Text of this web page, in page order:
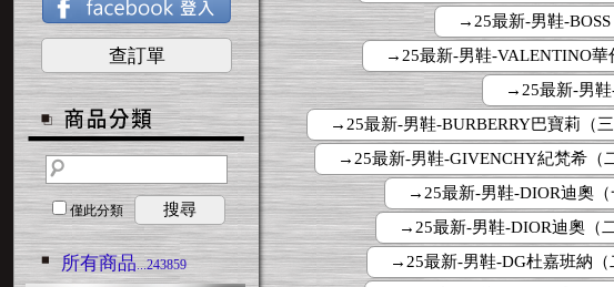
查訂單
僅此分類 搜尋
所有商品 ...243859
→25最新-男鞋-
→25最新-男鞋-VALENTINO華
→25最新-男鞋
→25最新-男鞋-BURBERRY巴寶莉（
→25最新-男鞋-GIVENCHY紀梵希（
→25最新-男鞋-DIOR迪奧（
→25最新-男鞋-DIOR迪奧（
→25最新-男鞋-DG杜嘉班納（